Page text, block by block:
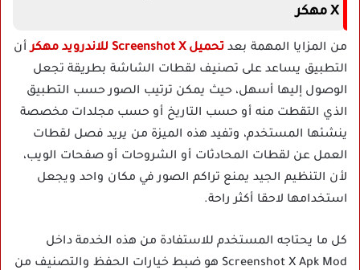
X مهكر
من المزايا المهمة بعد تحميل Screenshot X للاندرويد مهكر
أن
التطبيق يساعد على تصنيف لقطات الشاشة بطريقة تجعل
الوصول إليها أسهل، حيث يمكن ترتيب الصور حسب التطبيق
الذي التقطت منه أو حسب التاريخ أو حسب مجلدات مخصصة
ينشئها المستخدم، وتفيد هذه الميزة من يريد فصل لقطات
العمل عن لقطات المحادثات أو الشروحات أو صفحات الويب،
لأن التنظيم الجيد يمنع تراكم الصور في مكان واحد ويجعل
استخدامها لاحقا أكثر راحة.
كل ما يحتاجه المستخدم للاستفادة من هذه الخدمة داخل
Screenshot X Apk Mod هو ضبط خيارات الحفظ والتصنيف من